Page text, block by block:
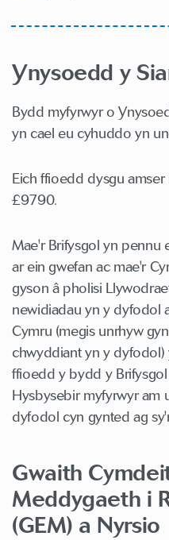
Ynysoedd y
Bydd myfyrwyr o
yn cael eu cyhuddo yn
Eich ffioedd dysgu
£9790.
Mae'r Brifysgol yn pennu
ar ein gwefan ac mae'r
gyson â pholisi
newidiadau yn y dyfodol
Cymru (megis unrhyw
chwyddiant yn y dyfodol)
ffioedd y bydd y
Hysbysebir myfyrwyr am
dyfodol cyn gynted ag
Gwaith
Meddygaeth i
(GEM) a Nyrsio